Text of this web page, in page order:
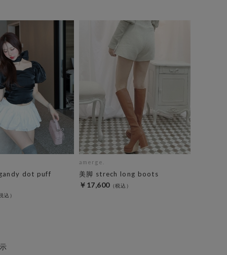
dot puff
amerge.
美脚 strech long boots
￥17,600